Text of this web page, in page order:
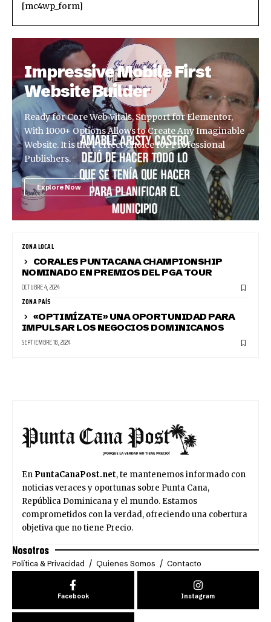
[mc4wp_form]
Impressive Mobile First
Website Builder
Ready for Core Web Vitals, Support for Elementor,
With 1000+ Options Allows to Create Any Imaginable
Website. It is the Perfect Choice for Professional
Publishers.
Explore Now
ZONA LOCAL
CORALES PUNTACANA CHAMPIONSHIP
NOMINADO EN PREMIOS DEL PGA TOUR
OCTUBRE 4, 2024
ZONA PAÍS
«OPTIMÍZATE» UNA OPORTUNIDAD PARA
IMPULSAR LOS NEGOCIOS DOMINICANOS
SEPTIEMBRE 18, 2024
En PuntaCanaPost.net, te mantenemos informado con
noticias veraces y oportunas sobre Punta Cana,
República Dominicana y el mundo. Estamos
comprometidos con la verdad, ofreciendo una cobertura
objetiva que no tiene Precio.
Nosotros
Política & Privacidad Quienes Somos Contacto
Facebook Instagram